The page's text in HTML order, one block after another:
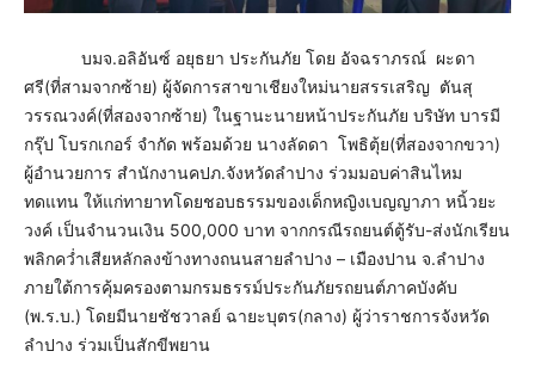
บมจ.อลิอันซ์ อยุธยา ประกันภัย โดย อัจฉราภรณ์ ผะดา
ศรี(ที่สามจากซ้าย) ผู้จัดการสาขาเชียงใหม่นายสรรเสริญ ตันสุ
วรรณวงค์(ที่สองจากซ้าย) ในฐานะนายหน้าประกันภัย บริษัท บารมี
กรุ๊ป โบรกเกอร์ จำกัด พร้อมด้วย นางลัดดา โพธิตุ้ย(ที่สองจากขวา)
ผู้อำนวยการ สำนักงานคปภ.จังหวัดลำปาง ร่วมมอบค่าสินไหม
ทดแทน ให้แก่ทายาทโดยชอบธรรมของเด็กหญิงเบญญาภา หนิ้วยะ
วงค์ เป็นจำนวนเงิน 500,000 บาท จากกรณีรถยนต์ตู้รับ-ส่งนักเรียน
พลิกคว่ำเสียหลักลงข้างทางถนนสายลำปาง – เมืองปาน จ.ลำปาง
ภายใต้การคุ้มครองตามกรมธรรม์ประกันภัยรถยนต์ภาคบังคับ
(พ.ร.บ.) โดยมีนายชัชวาลย์ ฉายะบุตร(กลาง) ผู้ว่าราชการจังหวัด
ลำปาง ร่วมเป็นสักขีพยาน